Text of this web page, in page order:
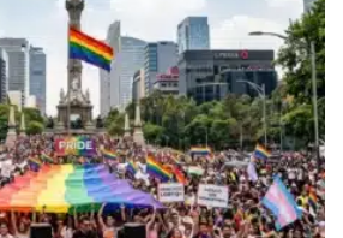
probable que necesites hablar con
Si tienes intenciones de
en ventas, estos días son muy
con naturalidad y lograr